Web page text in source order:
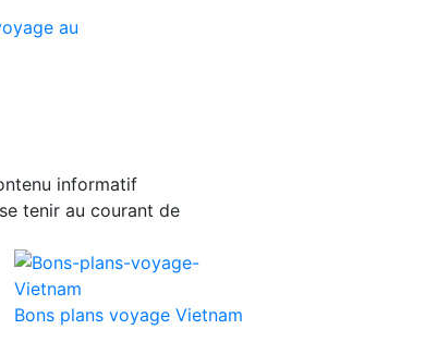
au
informatif
tenir au courant de
Bons plans voyage Vietnam